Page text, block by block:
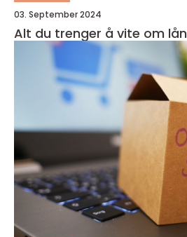
03. September 2024
Alt du trenger å vite om lån